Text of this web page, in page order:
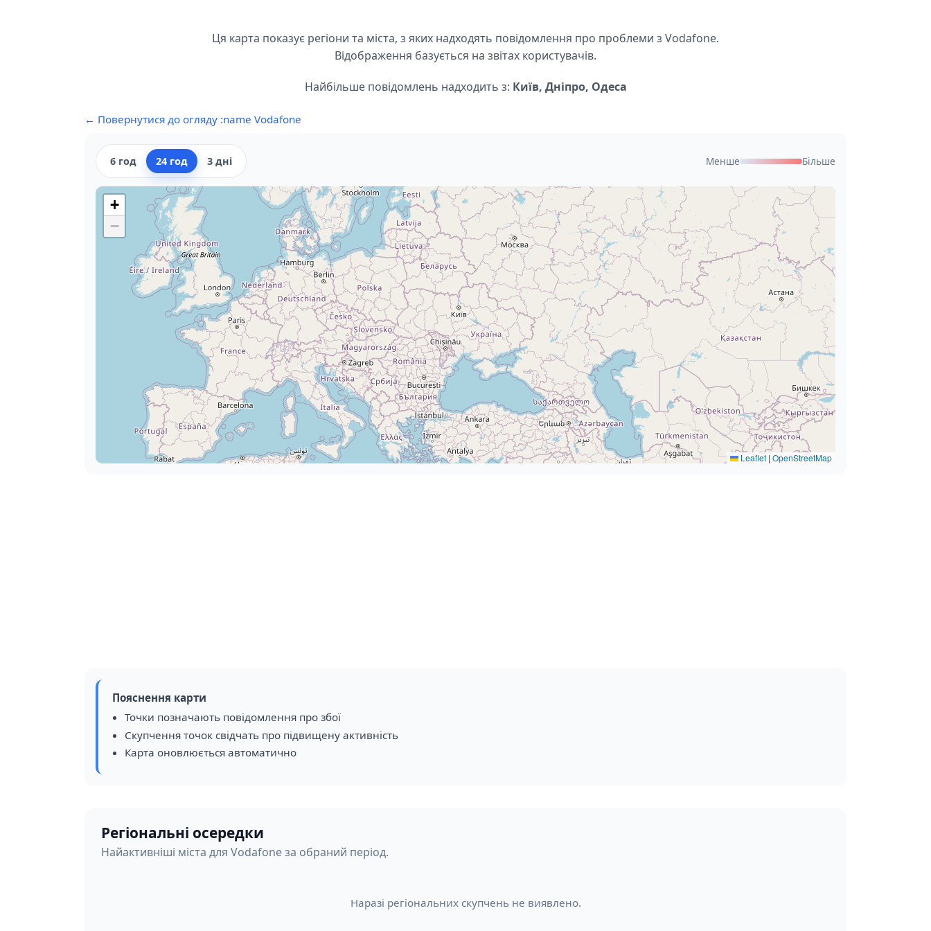
Ця карта показує регіони та міста, з яких надходять повідомлення про проблеми з Vodafone.
Відображення базується на звітах користувачів.
Найбільше повідомлень надходить з: Київ, Дніпро, Одеса
← Повернутися до огляду :name Vodafone
6 год 24 год 3 дні Менше Більше
+
−
Leaflet | OpenStreetMap
Пояснення карти
Точки позначають повідомлення про збої
Скупчення точок свідчать про підвищену активність
Карта оновлюється автоматично
Регіональні осередки
Найактивніші міста для Vodafone за обраний період.
Наразі регіональних скупчень не виявлено.